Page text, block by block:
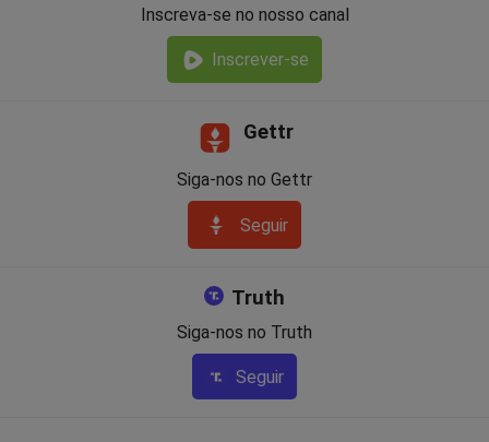
Inscreva-se no nosso canal
Inscrever-se
Gettr
Siga-nos no Gettr
Seguir
Truth
Siga-nos no Truth
Seguir